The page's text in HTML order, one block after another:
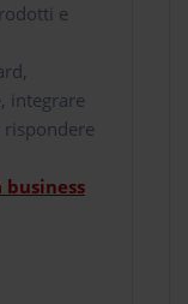
e
integrare
business